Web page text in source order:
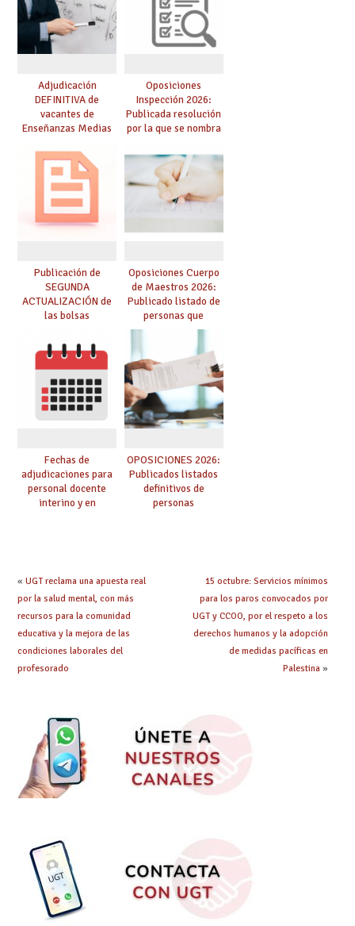
Adjudicación
DEFINITIVA de
vacantes de
Enseñanzas Medias
Oposiciones
Inspección 2026:
Publicada resolución
por la que se nombra
prácticas, se regulan
dichas prácticas y se
convoca acto público
de adjudicación
Publicación de
SEGUNDA
ACTUALIZACIÓN de
las bolsas
Cuerpo de Maestros
de especialidades
convocadas a
oposición
Oposiciones Cuerpo
de Maestros 2026:
Publicado listado de
personas que
adquieren nueva
especialidad
Fechas de
adjudicaciones para
personal docente
interino y en
OPOSICIONES 2026:
Publicados listados
definitivos de
personas
« UGT reclama una apuesta real
por la salud mental, con más
recursos para la comunidad
educativa y la mejora de las
condiciones laborales del
profesorado
15 octubre: Servicios mínimos
para los paros convocados por
UGT y CCOO, por el respeto a los
derechos humanos y la adopción
de medidas pacíficas en
Palestina»